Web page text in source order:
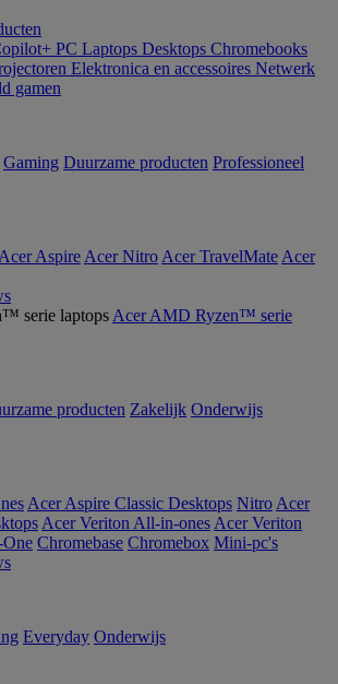
PC Laptops Desktops Chromebooks
Elektronica en accessoires Netwerk
gamen
Gaming Duurzame producten Professioneel
Acer Aspire Acer Nitro Acer TravelMate Acer
Acer AMD Ryzen™ serie
producten Zakelijk Onderwijs
Acer Aspire Classic Desktops Nitro Acer
Acer Veriton All-in-ones Acer Veriton
Chromebase Chromebox Mini-pc's
Everyday Onderwijs